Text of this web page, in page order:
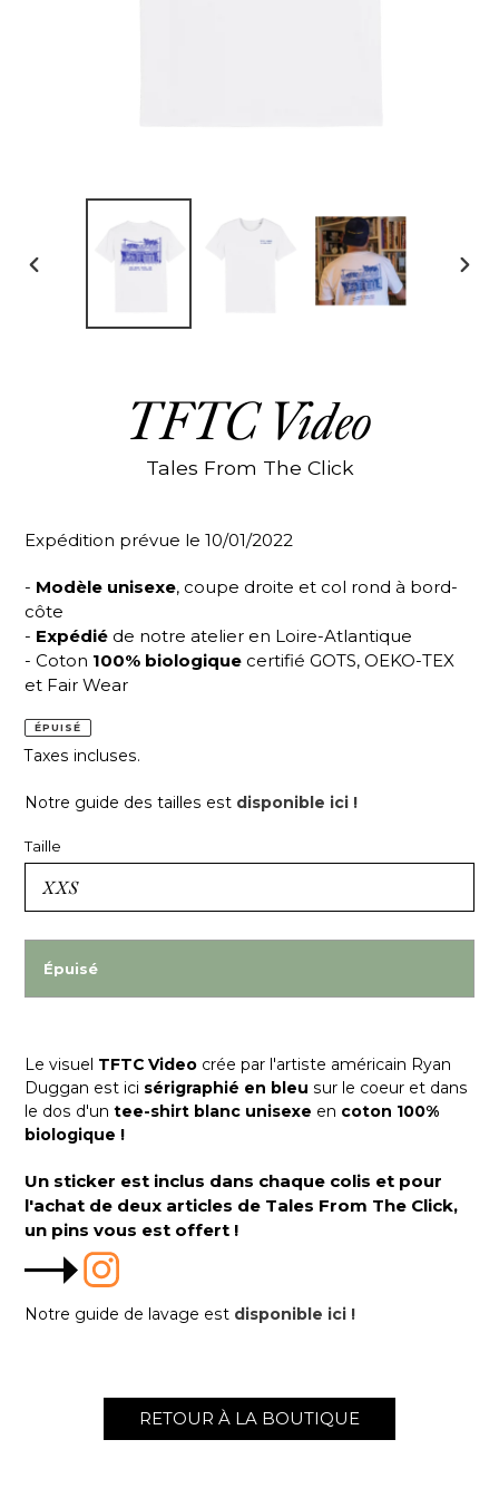
TFTC Video
Tales From The Click
Expédition prévue le 10/01/2022
- Modèle unisexe, coupe droite et col rond à bord-
côte
- Expédié de notre atelier en Loire-Atlantique
- Coton 100% biologique certifié GOTS, OEKO-TEX
et Fair Wear
ÉPUISÉ
Taxes incluses.
Notre guide des tailles est disponible ici !
Taille
Épuisé
Le visuel TFTC Video crée par l'artiste américain Ryan
Duggan est ici sérigraphié en bleu sur le coeur et dans
le dos d'un tee-shirt blanc unisexe en coton 100%
biologique !
Un sticker est inclus dans chaque colis et pour
l'achat de deux articles de Tales From The Click,
un pins vous est offert !
Notre guide de lavage est disponible ici !
RETOUR À LA BOUTIQUE